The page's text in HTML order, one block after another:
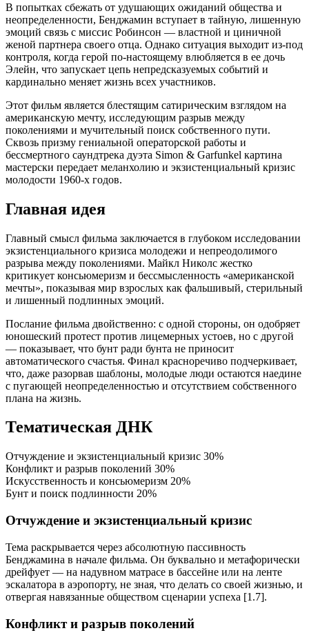
В попытках сбежать от удушающих ожиданий общества и
неопределенности, Бенджамин вступает в тайную, лишенную
эмоций связь с миссис Робинсон — властной и циничной
женой партнера своего отца. Однако ситуация выходит из-под
контроля, когда герой по-настоящему влюбляется в ее дочь
Элейн, что запускает цепь непредсказуемых событий и
кардинально меняет жизнь всех участников.
Этот фильм является блестящим сатирическим взглядом на
американскую мечту, исследующим разрыв между
поколениями и мучительный поиск собственного пути.
Сквозь призму гениальной операторской работы и
бессмертного саундтрека дуэта Simon & Garfunkel картина
мастерски передает меланхолию и экзистенциальный кризис
молодости 1960-х годов.
Главная идея
Главный смысл фильма заключается в глубоком исследовании
экзистенциального кризиса молодежи и непреодолимого
разрыва между поколениями. Майкл Николс жестко
критикует консьюмеризм и бессмысленность «американской
мечты», показывая мир взрослых как фальшивый, стерильный
и лишенный подлинных эмоций.
Послание фильма двойственно: с одной стороны, он одобряет
юношеский протест против лицемерных устоев, но с другой
— показывает, что бунт ради бунта не приносит
автоматического счастья. Финал красноречиво подчеркивает,
что, даже разорвав шаблоны, молодые люди остаются наедине
с пугающей неопределенностью и отсутствием собственного
плана на жизнь.
Тематическая ДНК
Отчуждение и экзистенциальный кризис 30%
Конфликт и разрыв поколений 30%
Искусственность и консьюмеризм 20%
Бунт и поиск подлинности 20%
Отчуждение и экзистенциальный кризис
Тема раскрывается через абсолютную пассивность
Бенджамина в начале фильма. Он буквально и метафорически
дрейфует — на надувном матрасе в бассейне или на ленте
эскалатора в аэропорту, не зная, что делать со своей жизнью, и
отвергая навязанные обществом сценарии успеха [1.7].
Конфликт и разрыв поколений